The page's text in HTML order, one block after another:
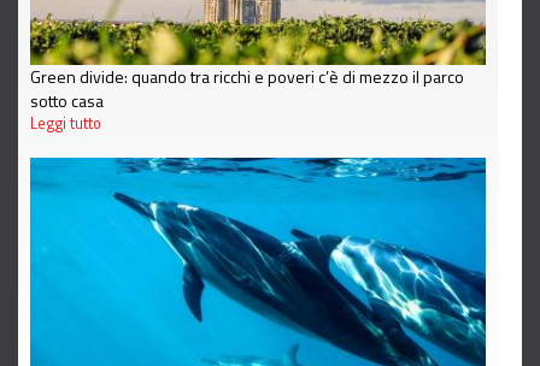
Green divide: quando tra ricchi e poveri c’è di mezzo il parco
sotto casa
Leggi tutto